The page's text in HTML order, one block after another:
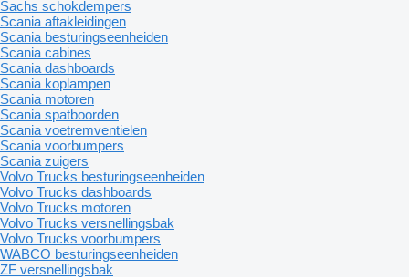
Sachs schokdempers
Scania aftakleidingen
Scania besturingseenheiden
Scania cabines
Scania dashboards
Scania koplampen
Scania motoren
Scania spatboorden
Scania voetremventielen
Scania voorbumpers
Scania zuigers
Volvo Trucks besturingseenheiden
Volvo Trucks dashboards
Volvo Trucks motoren
Volvo Trucks versnellingsbak
Volvo Trucks voorbumpers
WABCO besturingseenheiden
ZF versnellingsbak